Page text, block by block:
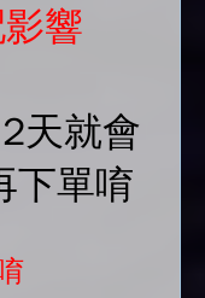
響
天就會
下單唷